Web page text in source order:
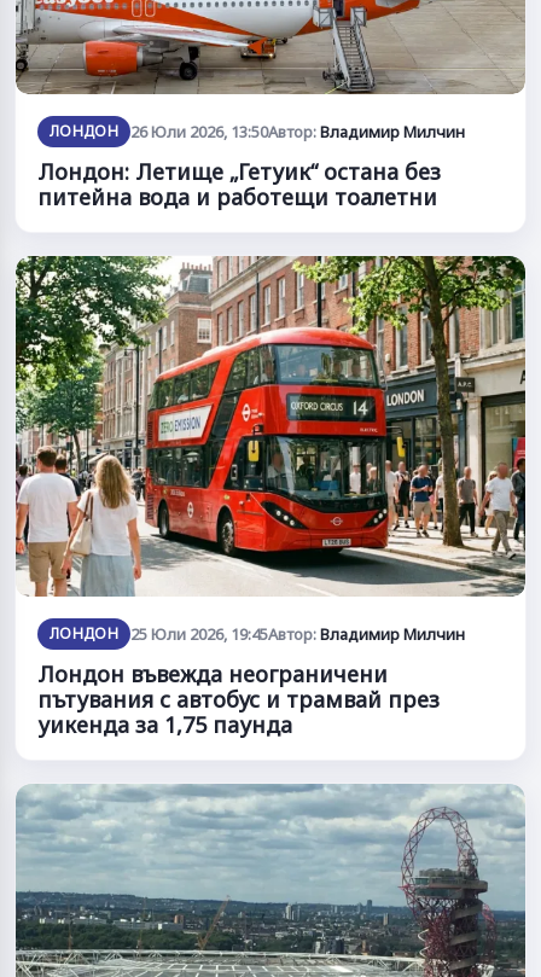
ЛОНДОН 26 Юли 2026, 13:50Автор:Владимир Милчин
Лондон: Летище „Гетуик“ остана без
питейна вода и работещи тоалетни
ЛОНДОН 25 Юли 2026, 19:45Автор:Владимир Милчин
Лондон въвежда неограничени
пътувания с автобус и трамвай през
уикенда за 1,75 паунда